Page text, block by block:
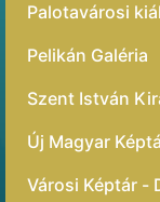
Palotavárosi
Pelikán Galéria
Szent István
Új Magyar
Városi Képtár -